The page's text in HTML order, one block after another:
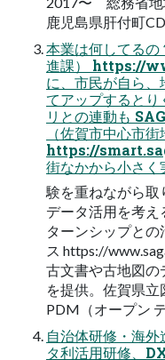
鹿児島県肝付町
本業は何してるの
進課） https://
に、市民が自ら
てアップすると
リとの連動も
（佐賀市中心市街
https://
街なかから小さく
験を重ねながら取
データ活用を考え
ターンシップと
ス https://
古文書や古地図の
を提供。佐賀県
PDM（オープン
自治体研修・海
タ利活用研修、